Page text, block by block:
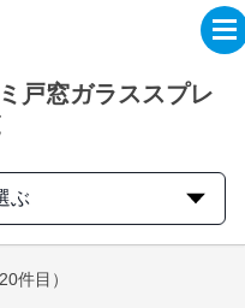
戸窓ガラススプレ
ぶ
件目）